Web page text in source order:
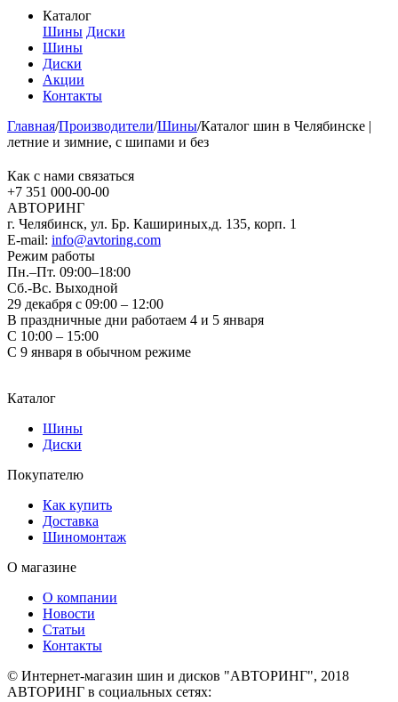
Каталог
Шины Диски
Шины
Диски
Акции
Контакты
Главная/Производители/Шины/Каталог шин в Челябинске |
летние и зимние, с шипами и без
Как с нами связаться
+7 351 000-00-00
АВТОРИНГ
г. Челябинск, ул. Бр. Кашириных,д. 135, корп. 1
E-mail: info@avtoring.com
Режим работы
Пн.–Пт. 09:00–18:00
Сб.-Вс. Выходной
29 декабря с 09:00 – 12:00
В праздничные дни работаем 4 и 5 января
С 10:00 – 15:00
С 9 января в обычном режиме
Каталог
Шины
Диски
Покупателю
Как купить
Доставка
Шиномонтаж
О магазине
О компании
Новости
Статьи
Контакты
© Интернет-магазин шин и дисков "АВТОРИНГ", 2018
АВТОРИНГ в социальных сетях: